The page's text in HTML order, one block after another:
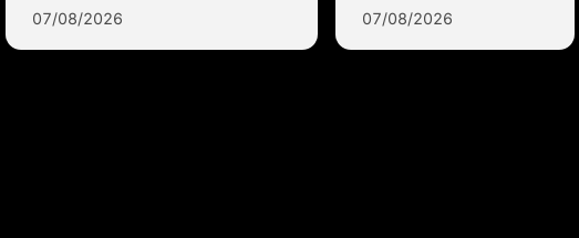
07/08/2026 07/08/2026